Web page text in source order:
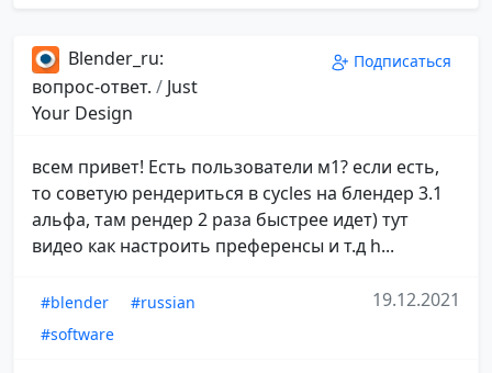
Blender_ru:
вопрос-ответ. / Just
Your Design
Подписаться
всем привет! Есть пользователи м1? если есть,
то советую рендериться в cycles на блендер 3.1
альфа, там рендер 2 раза быстрее идет) тут
видео как настроить преференсы и т.д h...
#blender
#russian
#software
19.12.2021